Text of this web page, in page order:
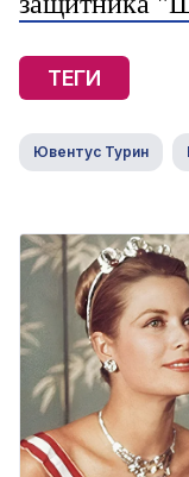
ТЕГИ
Ювентус Турин